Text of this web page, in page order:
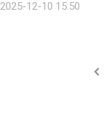
는 모습이다.
2025-12-10 15:50